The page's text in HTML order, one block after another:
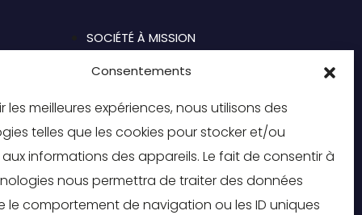
Consentements
les meilleures expériences, nous utilisons des
telles que les cookies pour stocker et/ou
informations des appareils. Le fait de consentir à
nous permettra de traiter des données
le comportement de navigation ou les ID uniques
SOCIÉTÉ À MISSION
CONTACT